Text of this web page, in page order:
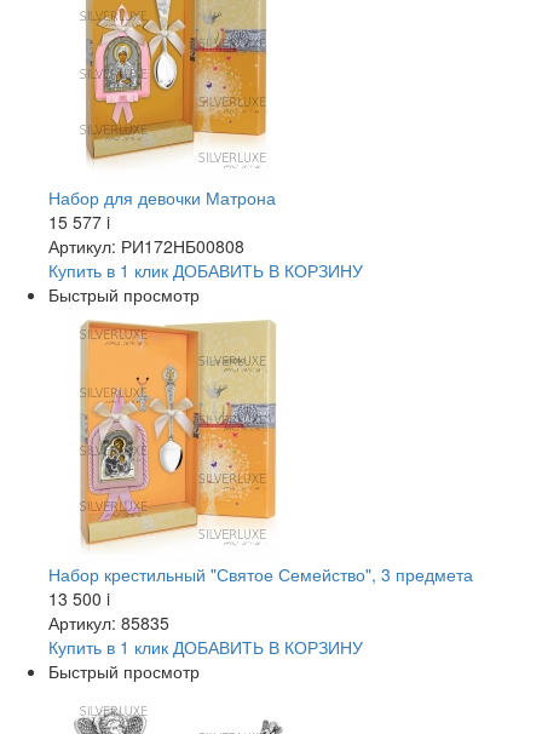
Набор для девочки Матрона
15 577 i
Артикул: РИ172НБ00808
Купить в 1 клик ДОБАВИТЬ В КОРЗИНУ
Быстрый просмотр
Набор крестильный "Святое Семейство", 3 предмета
13 500 i
Артикул: 85835
Купить в 1 клик ДОБАВИТЬ В КОРЗИНУ
Быстрый просмотр